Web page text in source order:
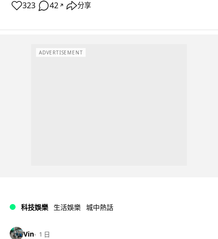
323 42 ↗ 分享
ADVERTISEMENT
科技娛樂 生活娛樂 城中熱話
Vin 1 日